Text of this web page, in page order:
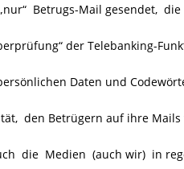
Betrugs-Mail gesendet,
der Telebanking-
Daten und
den Betrügern auf ihre
die Medien (auch wir) in